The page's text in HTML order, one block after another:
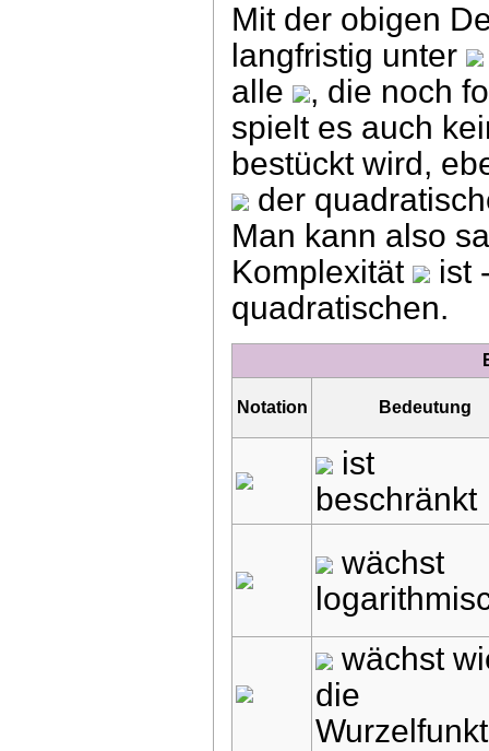
Mit der obigen
langfristig unter
alle , die noch
spielt es auch
bestückt wird,
der
Man kann also
Komplexität
ist
quadratischen.
Notation Bedeutung
ist
beschränkt
wächst
wächst
die